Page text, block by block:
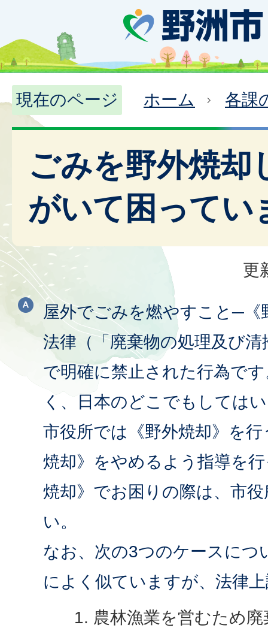
現在のページ ホーム 各課
ごみを野外焼却
がいて困ってい
更
屋外でごみを燃やすこと─《
法律（「廃棄物の処理及び
で明確に禁止された行為で
く、日本のどこでもしては
市役所では《野外焼却》を
焼却》をやめるよう指導を
焼却》でお困りの際は、市
い。
なお、次の3つのケースにつ
によく似ていますが、法律
農林漁業を営むため